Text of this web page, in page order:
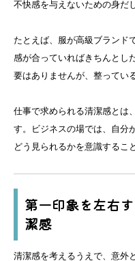
不快感を与えないための身だ
たとえば、服が高級ブランド
感が合っていればきちんとし
要はありませんが、整ってい
仕事で求められる清潔感とは
す。ビジネスの場では、自分
どう見られるかを意識するこ
第一印象を左右
潔感
清潔感を考えるうえで、意外